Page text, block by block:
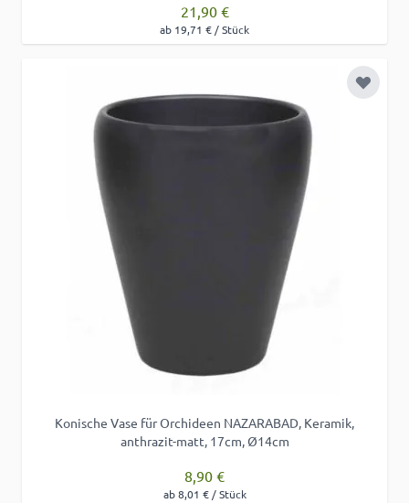
21,90 €
ab 19,71 € / Stück
Zur
Konische Vase für Orchideen NAZARABAD, Keramik,
anthrazit-matt, 17cm, Ø14cm
8,90 €
ab 8,01 € / Stück